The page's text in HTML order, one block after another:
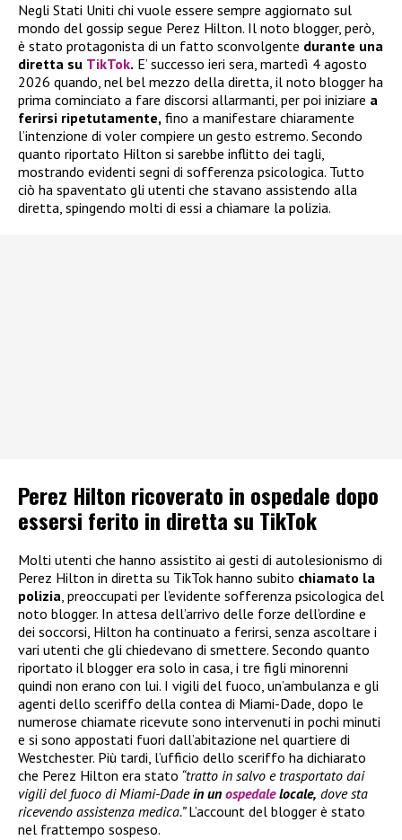
Negli Stati Uniti chi vuole essere sempre aggiornato sul
mondo del gossip segue Perez Hilton. Il noto blogger, però,
è stato protagonista di un fatto sconvolgente durante una
diretta su TikTok. E’ successo ieri sera, martedì 4 agosto
2026 quando, nel bel mezzo della diretta, il noto blogger ha
prima cominciato a fare discorsi allarmanti, per poi iniziare a
ferirsi ripetutamente, fino a manifestare chiaramente
l’intenzione di voler compiere un gesto estremo. Secondo
quanto riportato Hilton si sarebbe inflitto dei tagli,
mostrando evidenti segni di sofferenza psicologica. Tutto
ciò ha spaventato gli utenti che stavano assistendo alla
diretta, spingendo molti di essi a chiamare la polizia.
Perez Hilton ricoverato in ospedale dopo
essersi ferito in diretta su TikTok
Molti utenti che hanno assistito ai gesti di autolesionismo di
Perez Hilton in diretta su TikTok hanno subito chiamato la
polizia, preoccupati per l’evidente sofferenza psicologica del
noto blogger. In attesa dell’arrivo delle forze dell’ordine e
dei soccorsi, Hilton ha continuato a ferirsi, senza ascoltare i
vari utenti che gli chiedevano di smettere. Secondo quanto
riportato il blogger era solo in casa, i tre figli minorenni
quindi non erano con lui. I vigili del fuoco, un’ambulanza e gli
agenti dello sceriffo della contea di Miami-Dade, dopo le
numerose chiamate ricevute sono intervenuti in pochi minuti
e si sono appostati fuori dall’abitazione nel quartiere di
Westchester. Più tardi, l’ufficio dello sceriffo ha dichiarato
che Perez Hilton era stato “tratto in salvo e trasportato dai
vigili del fuoco di Miami-Dadein un ospedalelocale, dove sta
ricevendo assistenza medica.”L’account del blogger è stato
nel frattempo sospeso.